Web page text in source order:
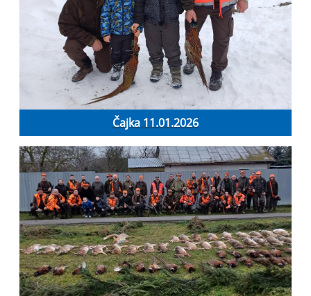
Čajka 11.01.2026